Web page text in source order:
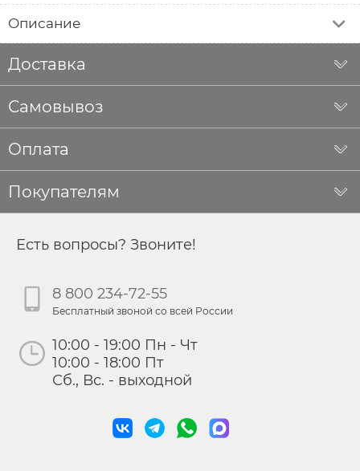
Описание
Доставка
Самовывоз
Оплата
Покупателям
Есть вопросы? Звоните!
8 800 234-72-55
Бесплатный звоной со всей России
10:00 - 19:00 Пн - Чт
10:00 - 18:00 Пт
Сб., Вс. - выходной